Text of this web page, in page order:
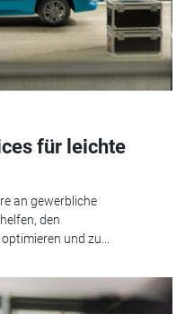
für leichte
an gewerbliche
den
und zu...